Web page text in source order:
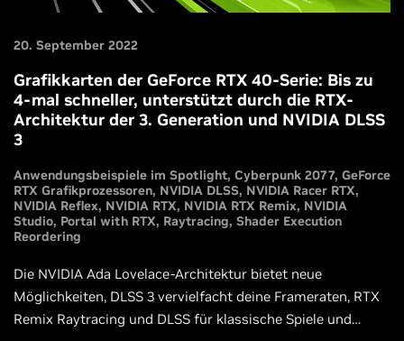
20. September 2022
Grafikkarten der GeForce RTX 40-Serie: Bis zu
4-mal schneller, unterstützt durch die RTX-
Architektur der 3. Generation und NVIDIA DLSS
3
Anwendungsbeispiele im Spotlight Cyberpunk 2077 GeForce
RTX Grafikprozessoren NVIDIA DLSS NVIDIA Racer RTX
NVIDIA Reflex NVIDIA RTX NVIDIA RTX Remix NVIDIA
Studio Portal with RTX Raytracing Shader Execution
Reordering
Die NVIDIA Ada Lovelace-Architektur bietet neue
Möglichkeiten, DLSS 3 vervielfacht deine Frameraten, RTX
Remix Raytracing und DLSS für klassische Spiele und